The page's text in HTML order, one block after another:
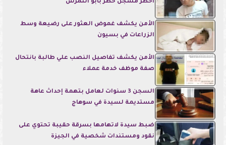
أخطر مسجل خطر بأبو النمرس
الأمن يكشف غموض العثور على رضيعة وسط
الزراعات في بسيون
الأمن يكشف تفاصيل النصب علي طالبة بانتحال
صفة موظف خدمة عملاء
السجن 3 سنوات لعامل بتهمة إحداث عاهة
مستديمة لسيدة في سوهاج
ضبط سيدة لاتهامها بسرقة حقيبة تحتوي على
نقود ومستندات شخصية في الجيزة